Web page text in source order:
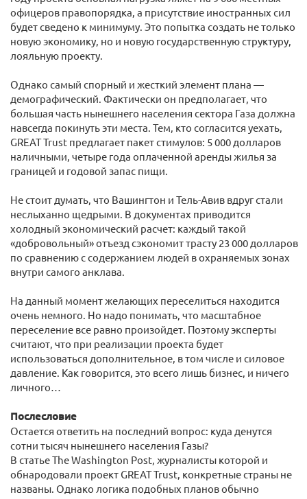
офицеров правопорядка, а присутствие иностранных сил
будет сведено к минимуму. Это попытка создать не только
новую экономику, но и новую государственную структуру,
лояльную проекту.
Однако самый спорный и жесткий элемент плана —
демографический. Фактически он предполагает, что
большая часть нынешнего населения сектора Газа должна
навсегда покинуть эти места. Тем, кто согласится уехать,
GREAT Trust предлагает пакет стимулов: 5 000 долларов
наличными, четыре года оплаченной аренды жилья за
границей и годовой запас пищи.
Не стоит думать, что Вашингтон и Тель-Авив вдруг стали
неслыханно щедрыми. В документах приводится
холодный экономический расчет: каждый такой
«добровольный» отъезд сэкономит трасту 23 000 долларов
по сравнению с содержанием людей в охраняемых зонах
внутри самого анклава.
На данный момент желающих переселиться находится
очень немного. Но надо понимать, что масштабное
переселение все равно произойдет. Поэтому эксперты
считают, что при реализации проекта будет
использоваться дополнительное, в том числе и силовое
давление. Как говорится, это всего лишь бизнес, и ничего
личного…
Послесловие
Остается ответить на последний вопрос: куда денутся
сотни тысяч нынешнего населения Газы?
В статье The Washington Post, журналисты которой и
обнародовали проект GREAT Trust, конкретные страны не
названы. Однако логика подобных планов обычно